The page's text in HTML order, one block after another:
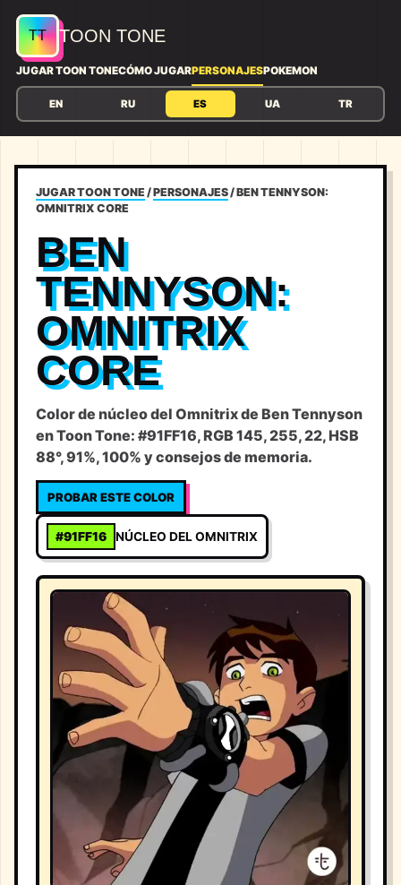
TOON TONE
JUGAR TOON TONECÓMO JUGARPERSONAJESPOKEMON
EN RU ES UA TR
JUGAR TOON TONE /PERSONAJES/BEN TENNYSON:
OMNITRIX CORE
BEN
TENNYSON:
OMNITRIX
CORE
Color de núcleo del Omnitrix de Ben Tennyson
en Toon Tone: #91FF16, RGB 145, 255, 22, HSB
88°, 91%, 100% y consejos de memoria.
PROBAR ESTE COLOR
#91FF16 NÚCLEO DEL OMNITRIX